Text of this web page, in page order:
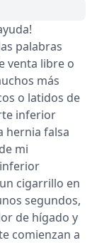
palabras
venta libre o
más
o latidos de
inferior
hernia falsa
mi
cigarrillo en
segundos,
de hígado y
comienzan a